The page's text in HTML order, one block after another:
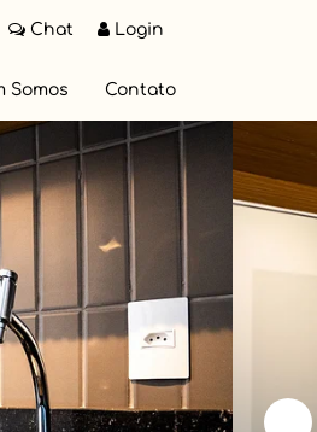
Chat Login
Somos Contato